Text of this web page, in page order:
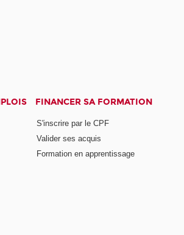
FINANCER SA FORMATION
S'inscrire par le CPF
Valider ses acquis
Formation en apprentissage